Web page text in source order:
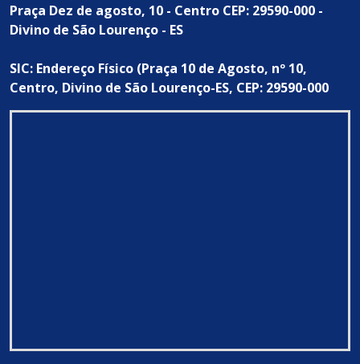
Praça Dez de agosto, 10 - Centro CEP: 29590-000 -
Divino de São Lourenço - ES
SIC: Endereço Físico (Praça 10 de Agosto, nº 10,
Centro, Divino de São Lourenço-ES, CEP: 29590-000